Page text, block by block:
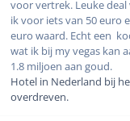
voor vertrek. Leuke
ik voor iets van 50 euro
euro waard. Echt een
wat ik bij my vegas kan
1.8 miljoen aan goud.
Hotel in Nederland bij
overdreven.